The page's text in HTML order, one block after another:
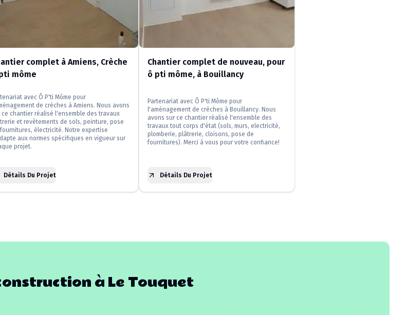
complet à Amiens, Crèche
môme
avec Ô P'ti Môme pour
de crèches à Amiens. Nous avons
ce chantier réalisé l'ensemble des travaux
et revêtements de sols, peinture, pose
électricité. Notre expertise
aux normes spécifiques en vigueur sur
projet.
Détails Du Projet
Chantier complet de nouveau, pour
ô pti môme, à Bouillancy
Partenariat avec Ô P'ti Môme pour
l'aménagement de crèches à Bouillancy. Nous
avons sur ce chantier réalisé l'ensemble des
travaux tout corps d'état (sols, murs, electricité,
plomberie, plâtrerie, cloisons, pose de
fournitures). Merci à vous pour votre confiance!
Détails Du Projet
àLe Touquet